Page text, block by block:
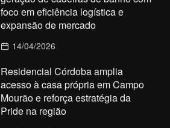
foco em eficiência logística e
expansão de mercado
14/04/2026
Residencial Córdoba amplia
acesso à casa própria em Campo
Mourão e reforça estratégia da
Pride na região